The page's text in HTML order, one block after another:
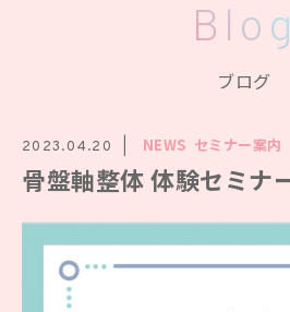
Blog
ブログ
2023.04.20 NEWS セミナー案内
骨盤軸整体 体験セミナ